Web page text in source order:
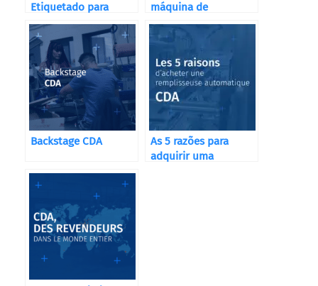
Etiquetado para
Destilerías, Bodegas
y Cervecerías
máquina de
etiquetagem
correcta?
Backstage CDA
As 5 razões para
adquirir uma